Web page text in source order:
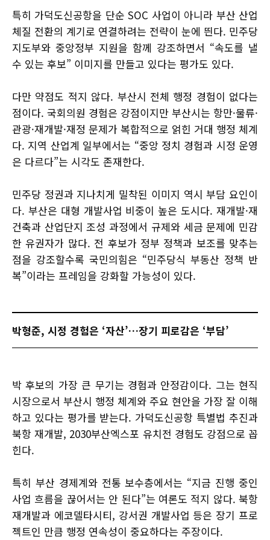
특히 가덕도신공항을 단순 SOC 사업이 아니라 부산 산업
체질 전환의 계기로 연결하려는 전략이 눈에 띈다. 민주당
지도부와 중앙정부 지원을 함께 강조하면서 “속도를 낼
수 있는 후보” 이미지를 만들고 있다는 평가도 있다.
다만 약점도 적지 않다. 부산시 전체 행정 경험이 없다는
점이다. 국회의원 경험은 강점이지만 부산시는 항만·물류·
관광·재개발·재정 문제가 복합적으로 얽힌 거대 행정 체계
다. 지역 산업계 일부에서는 “중앙 정치 경험과 시정 운영
은 다르다”는 시각도 존재한다.
민주당 정권과 지나치게 밀착된 이미지 역시 부담 요인이
다. 부산은 대형 개발사업 비중이 높은 도시다. 재개발·재
건축과 산업단지 조성 과정에서 규제와 세금 문제에 민감
한 유권자가 많다. 전 후보가 정부 정책과 보조를 맞추는
점을 강조할수록 국민의힘은 “민주당식 부동산 정책 반
복”이라는 프레임을 강화할 가능성이 있다.
박형준, 시정 경험은 ‘자산’…장기 피로감은 ‘부담’
박 후보의 가장 큰 무기는 경험과 안정감이다. 그는 현직
시장으로서 부산시 행정 체계와 주요 현안을 가장 잘 이해
하고 있다는 평가를 받는다. 가덕도신공항 특별법 추진과
북항 재개발, 2030부산엑스포 유치전 경험도 강점으로 꼽
힌다.
특히 부산 경제계와 전통 보수층에서는 “지금 진행 중인
사업 흐름을 끊어서는 안 된다”는 여론도 적지 않다. 북항
재개발과 에코델타시티, 강서권 개발사업 등은 장기 프로
젝트인 만큼 행정 연속성이 중요하다는 주장이다.